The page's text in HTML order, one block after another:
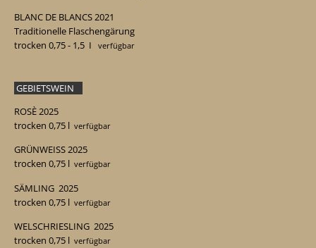
BLANC DE BLANCS 2021
Traditionelle Flaschengärung
trocken 0,75 - 1,5 I verfügbar
GEBIETSWEIN
ROSÈ2025
trocken 0,75 l verfügbar
GRÜNWEISS2025
trocken 0,75 l verfügbar
SÄMLING 2025
trocken 0,75 l verfügbar
WELSCHRIESLING 2025
trocken 0,75 l verfügbar